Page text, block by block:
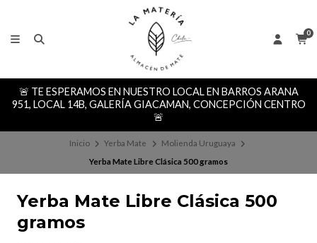
0
🚨 TE ESPERAMOS EN NUESTRO LOCAL EN BARROS ARANA
951, LOCAL 14B, GALERÍA GIACAMAN, CONCEPCIÓN CENTRO
🚨
Inicio Yerba Mate
Molienda Uruguaya
Yerba Mate Libre Clásica 500 gramos
Yerba Mate Libre Clásica 500
gramos